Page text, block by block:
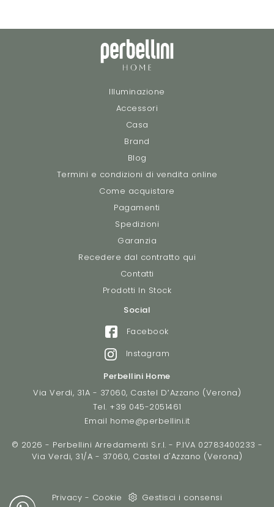
Illuminazione
Accessori
Casa
Brand
Blog
Termini e condizioni di vendita online
Come acquistare
Pagamenti
Spedizioni
Garanzia
Recedere dal contratto qui
Contatti
Prodotti In Stock
Social
Facebook
Instagram
Perbellini Home
Via Verdi, 31A - 37060, Castel D’Azzano (Verona)
Tel. +39 045-2051461
Email home@perbellini.it
© 2026 - Perbellini Arredamenti S.r.l. - P.IVA 02783400233 -
Via Verdi, 31/A - 37060, Castel d'Azzano (Verona)
Privacy - Cookie Gestisci i consensi